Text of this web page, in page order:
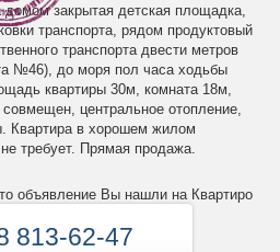
закрытая детская площадка,
транспорта, рядом продуктовый
транспорта двести метров
№46), до моря пол часа ходьбы
квартиры 30м, комната 18м,
центральное отопление,
Квартира в хорошем жилом
требует. Прямая продажа.
объявление Вы нашли на Квартиро
813-62-47